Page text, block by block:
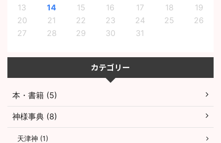
13
14 15 16 17 18
19
20
21 22 23 24 25
26
27
28 29 30 31
カテゴリー
本・書籍 (5)
神様事典 (8)
天津神 (1)